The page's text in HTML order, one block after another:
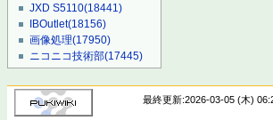
JXD S5110(18441)
IBOutlet(18156)
画像処理(17950)
ニコニコ技術部(17445)
最終更新:2026-03-05 (木)